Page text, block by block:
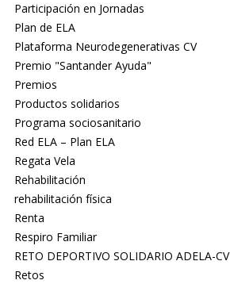
Participación en Jornadas
Plan de ELA
Plataforma Neurodegenerativas CV
Premio "Santander Ayuda"
Premios
Productos solidarios
Programa sociosanitario
Red ELA – Plan ELA
Regata Vela
Rehabilitación
rehabilitación física
Renta
Respiro Familiar
RETO DEPORTIVO SOLIDARIO ADELA-CV
Retos